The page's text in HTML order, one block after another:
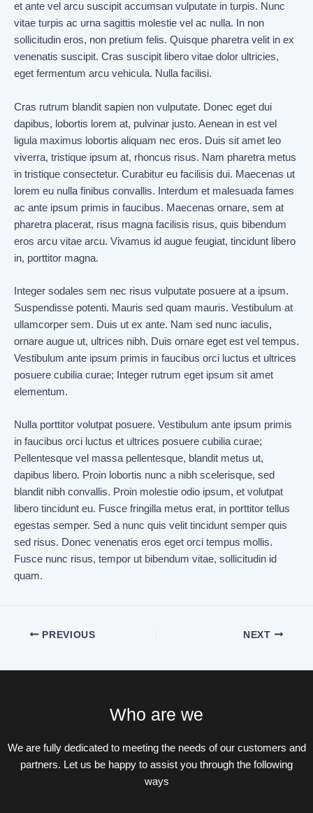
et ante vel arcu suscipit accumsan vulputate in turpis. Nunc
vitae turpis ac urna sagittis molestie vel ac nulla. In non
sollicitudin eros, non pretium felis. Quisque pharetra velit in ex
venenatis suscipit. Cras suscipit libero vitae dolor ultricies,
eget fermentum arcu vehicula. Nulla facilisi.
Cras rutrum blandit sapien non vulputate. Donec eget dui
dapibus, lobortis lorem at, pulvinar justo. Aenean in est vel
ligula maximus lobortis aliquam nec eros. Duis sit amet leo
viverra, tristique ipsum at, rhoncus risus. Nam pharetra metus
in tristique consectetur. Curabitur eu facilisis dui. Maecenas ut
lorem eu nulla finibus convallis. Interdum et malesuada fames
ac ante ipsum primis in faucibus. Maecenas ornare, sem at
pharetra placerat, risus magna facilisis risus, quis bibendum
eros arcu vitae arcu. Vivamus id augue feugiat, tincidunt libero
in, porttitor magna.
Integer sodales sem nec risus vulputate posuere at a ipsum.
Suspendisse potenti. Mauris sed quam mauris. Vestibulum at
ullamcorper sem. Duis ut ex ante. Nam sed nunc iaculis,
ornare augue ut, ultrices nibh. Duis ornare eget est vel tempus.
Vestibulum ante ipsum primis in faucibus orci luctus et ultrices
posuere cubilia curae; Integer rutrum eget ipsum sit amet
elementum.
Nulla porttitor volutpat posuere. Vestibulum ante ipsum primis
in faucibus orci luctus et ultrices posuere cubilia curae;
Pellentesque vel massa pellentesque, blandit metus ut,
dapibus libero. Proin lobortis nunc a nibh scelerisque, sed
blandit nibh convallis. Proin molestie odio ipsum, et volutpat
libero tincidunt eu. Fusce fringilla metus erat, in porttitor tellus
egestas semper. Sed a nunc quis velit tincidunt semper quis
sed risus. Donec venenatis eros eget orci tempus mollis.
Fusce nunc risus, tempor ut bibendum vitae, sollicitudin id
quam.
PREVIOUS NEXT
Who are we
We are fully dedicated to meeting the needs of our customers and
partners. Let us be happy to assist you through the following
ways